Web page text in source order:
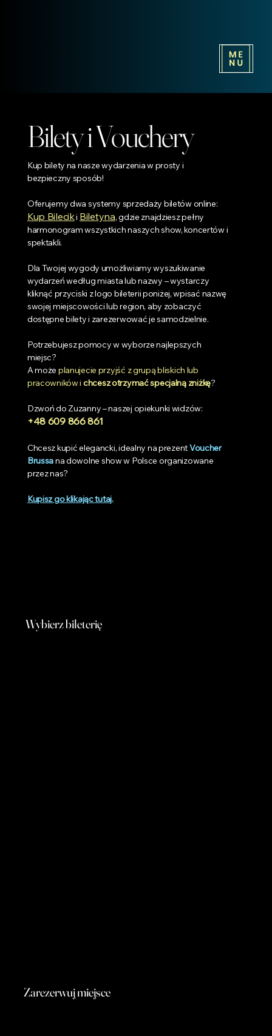
Bilety i Vouchery
Kup bilety na nasze wydarzenia w prosty i
bezpieczny sposób!
Oferujemy dwa systemy sprzedaży biletów online:
Kup Bileciki Biletyna, gdzie znajdziesz pełny
harmonogram wszystkich naszych show, koncertów i
spektakli.
Dla Twojej wygody umożliwiamy wyszukiwanie
wydarzeń według miasta lub nazwy – wystarczy
kliknąć przyciski z logo bileterii poniżej, wpisać nazwę
swojej miejscowości lub region, aby zobaczyć
dostępne bilety i zarezerwować je samodzielnie.
Potrzebujesz pomocy w wyborze najlepszych
miejsc?
A może planujecie przyjść z grupą bliskich lub
pracowników i chcesz otrzymać specjalną zniżkę?
Dzwoń do Zuzanny – naszej opiekunki widzów:
+48 609 866 861
Chcesz kupić elegancki, idealny na prezentVoucher
Brussana dowolne show w Polsce organizowane
przez nas?
Kupisz go klikając tutaj.
Wybierz bileterię
Zarezerwuj miejsce